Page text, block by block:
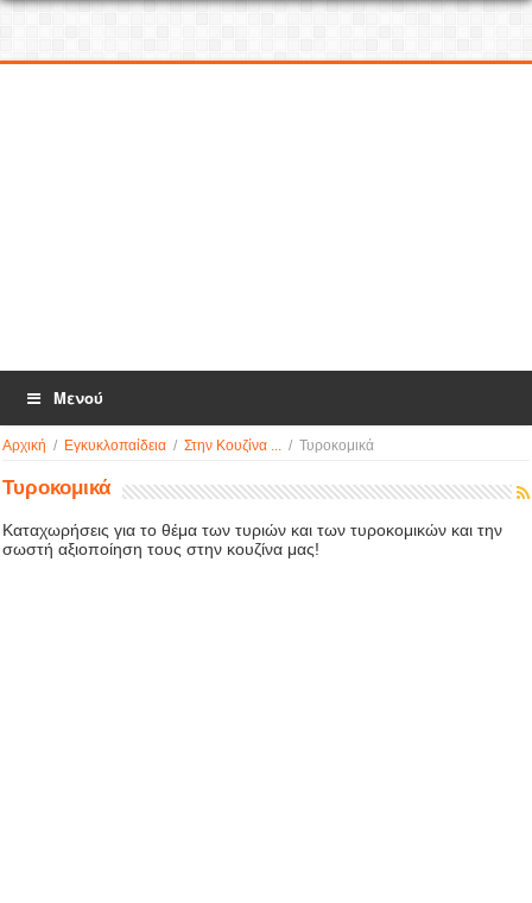
Μενού
Αρχική / Εγκυκλοπαίδεια / Στην Κουζίνα ... / Τυροκομικά
Τυροκομικά
Καταχωρήσεις για το θέμα των τυριών και των τυροκομικών και την
σωστή αξιοποίηση τους στην κουζίνα μας!